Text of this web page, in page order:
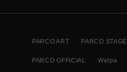
PARCO ART PARCO STAGE
PARCO OFFICIAL Welpa